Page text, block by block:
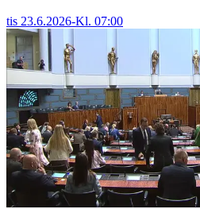
tis 23.6.2026-Kl. 07:00